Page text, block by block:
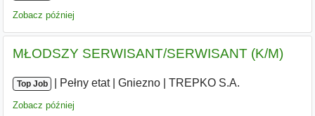
Zobacz później
MŁODSZY SERWISANT/SERWISANT (K/M)
Top Job Pełny etat| Gniezno TREPKO S.A.
Zobacz później